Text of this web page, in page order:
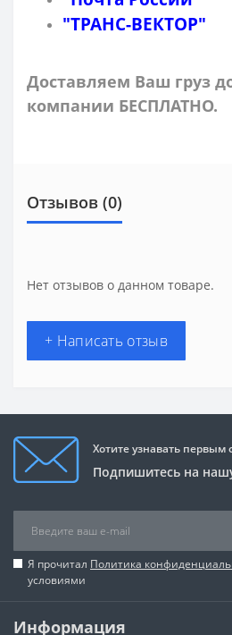
"ТРАНС-ВЕКТОР"
Доставляем Ваш груз
компании БЕСПЛАТНО.
Отзывов (0)
Нет отзывов о данном товаре.
+ Написать отзыв
Хотите узнавать первым
Подпишитесь на
Я прочитал Политика
условиями
Информация